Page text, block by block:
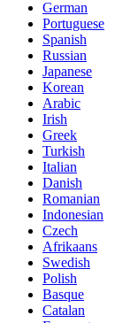
German
Portuguese
Spanish
Russian
Japanese
Korean
Arabic
Irish
Greek
Turkish
Italian
Danish
Romanian
Indonesian
Czech
Afrikaans
Swedish
Polish
Basque
Catalan